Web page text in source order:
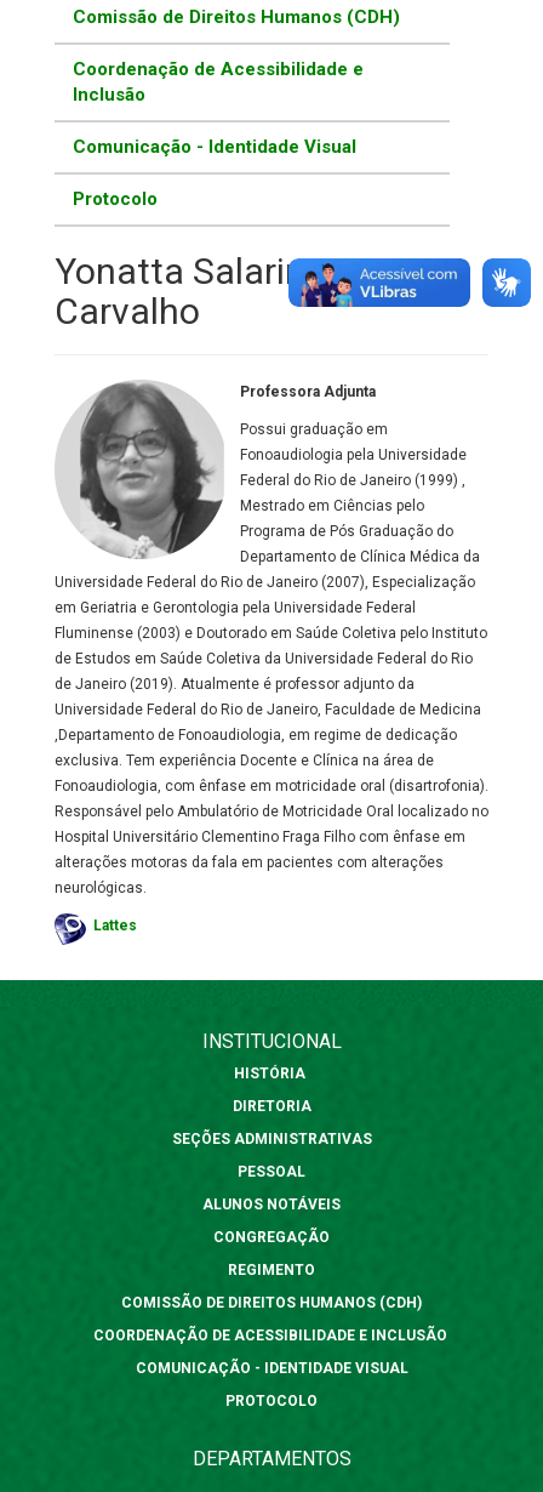
Comissão de Direitos Humanos (CDH)
Coordenação de Acessibilidade e
Inclusão
Comunicação - Identidade Visual
Protocolo
Yonatta Salarini Vieira
Carvalho
Professora Adjunta
Possui graduação em
Fonoaudiologia pela Universidade
Federal do Rio de Janeiro (1999) ,
Mestrado em Ciências pelo
Programa de Pós Graduação do
Departamento de Clínica Médica da
Universidade Federal do Rio de Janeiro (2007), Especialização
em Geriatria e Gerontologia pela Universidade Federal
Fluminense (2003) e Doutorado em Saúde Coletiva pelo Instituto
de Estudos em Saúde Coletiva da Universidade Federal do Rio
de Janeiro (2019). Atualmente é professor adjunto da
Universidade Federal do Rio de Janeiro, Faculdade de Medicina
,Departamento de Fonoaudiologia, em regime de dedicação
exclusiva. Tem experiência Docente e Clínica na área de
Fonoaudiologia, com ênfase em motricidade oral (disartrofonia).
Responsável pelo Ambulatório de Motricidade Oral localizado no
Hospital Universitário Clementino Fraga Filho com ênfase em
alterações motoras da fala em pacientes com alterações
neurológicas.
Lattes
INSTITUCIONAL
HISTÓRIA
DIRETORIA
SEÇÕES ADMINISTRATIVAS
PESSOAL
ALUNOS NOTÁVEIS
CONGREGAÇÃO
REGIMENTO
COMISSÃO DE DIREITOS HUMANOS (CDH)
COORDENAÇÃO DE ACESSIBILIDADE E INCLUSÃO
COMUNICAÇÃO - IDENTIDADE VISUAL
PROTOCOLO
DEPARTAMENTOS